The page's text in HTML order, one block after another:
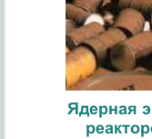
Ядерная